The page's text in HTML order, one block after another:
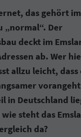
das gehört
„normal“. Der
deckt im
ab. Wer
allzu leicht, dass
in Deutschland
steht das
da?